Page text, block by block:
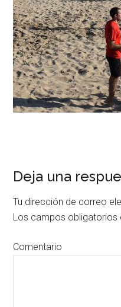
Deja una
Tu dirección de correo
Los campos
Comentario